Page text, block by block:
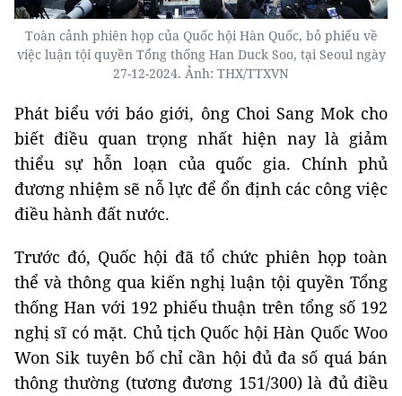
Toàn cảnh phiên họp của Quốc hội Hàn Quốc, bỏ phiếu về
việc luận tội quyền Tổng thống Han Duck Soo, tại Seoul ngày
27-12-2024. Ảnh: THX/TTXVN
Phát biểu với báo giới, ông Choi Sang Mok cho
biết điều quan trọng nhất hiện nay là giảm
thiểu sự hỗn loạn của quốc gia. Chính phủ
đương nhiệm sẽ nỗ lực để ổn định các công việc
điều hành đất nước.
Trước đó, Quốc hội đã tổ chức phiên họp toàn
thể và thông qua kiến nghị luận tội quyền Tổng
thống Han với 192 phiếu thuận trên tổng số 192
nghị sĩ có mặt. Chủ tịch Quốc hội Hàn Quốc Woo
Won Sik tuyên bố chỉ cần hội đủ đa số quá bán
thông thường (tương đương 151/300) là đủ điều